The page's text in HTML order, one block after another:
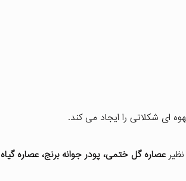
ای شکلاتی را ایجاد می کند.
عصاره گل ختمی، پودر جوانه برنج، عصاره گیاه